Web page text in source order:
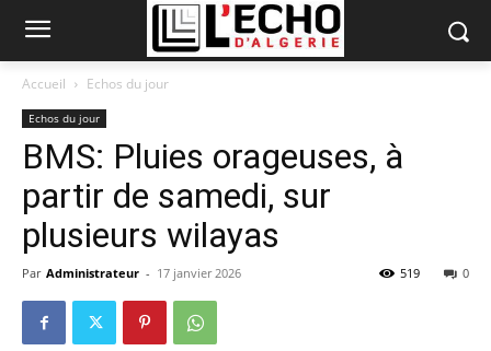
Accueil Echos du jour
Echos du jour
BMS: Pluies orageuses, à
partir de samedi, sur
plusieurs wilayas
Par Administrateur - 17 janvier 2026 0
519